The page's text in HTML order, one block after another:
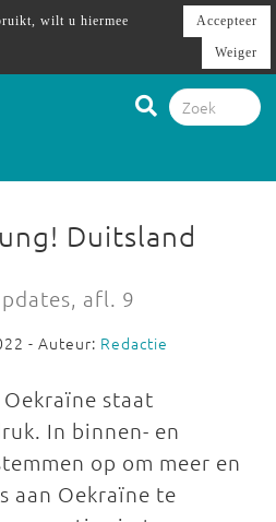
Duitsland
afl. 9
- Auteur: Redactie
staat
In binnen- en
op om meer en
aan Oekraïne te
wilt u hiermee
Accepteer
Weiger